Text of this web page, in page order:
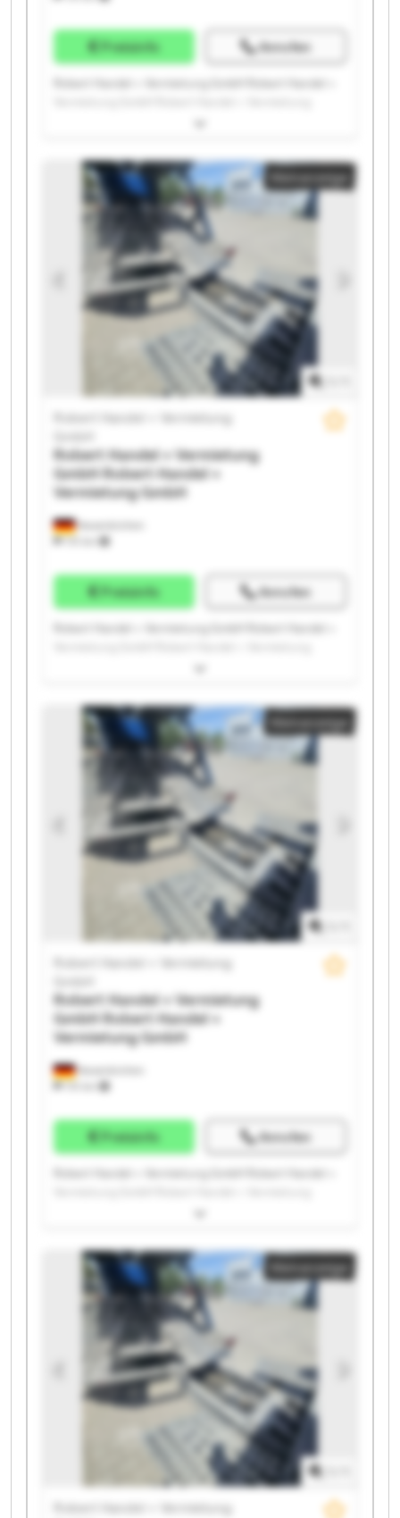
Preisinfo Anrufen
GmbH Robert Handel + Vermietung GmbH Robert
Vermietung GmbH Robert Handel + Vermietung
GmbH Robert Handel + Vermietung GmbH Robert
Handel + Vermietung GmbH Robert Handel +
Vermietung GmbH Robert Handel + Vermietung
GmbH Robert Handel + Vermietung GmbH Robert
Handel + Vermietung GmbH Robert Handel +
Vermietung GmbH Robert Handel + Vermietung
GmbH Robert Handel + Vermietung GmbH Robert
Handel + Vermietung GmbH Robert Handel +
Vermietung GmbH Robert Handel + Vermietung
GmbH Robert Handel + Vermietung GmbH
Kleinanzeige
Neuenkirchen
731 km
Robert Handel + Vermietung
Robert Handel + Vermietung
GmbHRobert Handel +
Vermietung GmbH
Preisinfo Anrufen
GmbH Robert Handel + Vermietung GmbH Robert
Vermietung GmbH Robert Handel + Vermietung
GmbH Robert Handel + Vermietung GmbH Robert
Handel + Vermietung GmbH Robert Handel +
Vermietung GmbH Robert Handel + Vermietung
GmbH Robert Handel + Vermietung GmbH Robert
Handel + Vermietung GmbH Robert Handel +
Vermietung GmbH Robert Handel + Vermietung
GmbH Robert Handel + Vermietung GmbH Robert
Handel + Vermietung GmbH Robert Handel +
Vermietung GmbH Robert Handel + Vermietung
GmbH Robert Handel + Vermietung GmbH
Kleinanzeige
Neuenkirchen
731 km
Robert Handel + Vermietung
Robert Handel + Vermietung
GmbHRobert Handel +
Vermietung GmbH
Preisinfo Anrufen
GmbH Robert Handel + Vermietung GmbH Robert
Vermietung GmbH Robert Handel + Vermietung
GmbH Robert Handel + Vermietung GmbH Robert
Handel + Vermietung GmbH Robert Handel +
Vermietung GmbH Robert Handel + Vermietung
GmbH Robert Handel + Vermietung GmbH Robert
Handel + Vermietung GmbH Robert Handel +
Vermietung GmbH Robert Handel + Vermietung
GmbH Robert Handel + Vermietung GmbH Robert
Handel + Vermietung GmbH Robert Handel +
Vermietung GmbH Robert Handel + Vermietung
GmbH Robert Handel + Vermietung GmbH
Kleinanzeige
Robert Handel + Vermietung